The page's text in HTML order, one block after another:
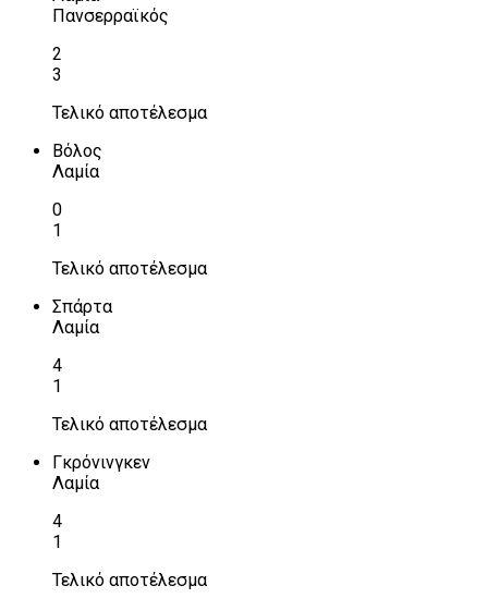
Πανσερραϊκός
2
3
Τελικό αποτέλεσμα
Βόλος
Λαμία
0
1
Τελικό αποτέλεσμα
Σπάρτα
Λαμία
4
1
Τελικό αποτέλεσμα
Γκρόνινγκεν
Λαμία
4
1
Τελικό αποτέλεσμα